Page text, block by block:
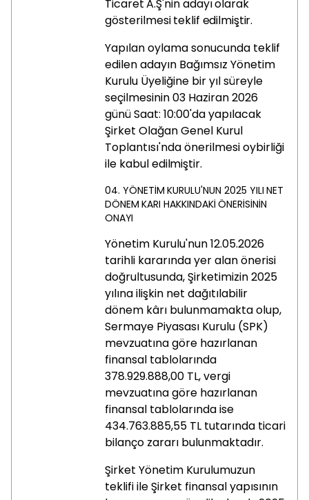
TicaretA.Ş'ninadayıolarak
gösterilmesiteklif edilmiştir.
Yapılan oylama sonucunda teklif
edilen adayın Bağımsız Yönetim
Kurulu Üyeliğine bir yıl süreyle
seçilmesinin 03 Haziran 2026
günü Saat: 10:00'da yapılacak
Şirket Olağan Genel Kurul
Toplantısı'nda önerilmesi oybirliği
ile kabuledilmiştir.
04. YÖNETİM KURULU'NUN 2025YILI NET
DÖNEM KARI HAKKINDAKİ ÖNERİSİNİN
ONAYI
Yönetim Kurulu'nun 12.05.2026
tarihli kararında yer alan önerisi
doğrultusunda, Şirketimizin 2025
yılına ilişkin net dağıtılabilir
dönem kârı bulunmamakta olup,
Sermaye Piyasası Kurulu (SPK)
mevzuatına göre hazırlanan
finansal tablolarında
378.929.888,00 TL, vergi
mevzuatına göre hazırlanan
finansal tablolarında ise
434.763.885,55 TL tutarında ticari
bilanço zararı bulunmaktadır.
Şirket Yönetim Kurulumuzun
teklifi ile Şirket finansal yapısının